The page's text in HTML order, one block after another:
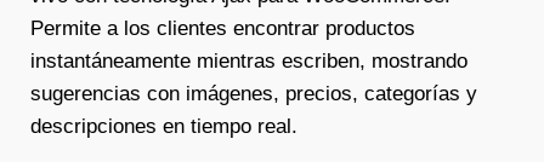
Permite a los clientes encontrar productos
instantáneamente mientras escriben, mostrando
sugerencias con imágenes, precios, categorías y
descripciones en tiempo real.